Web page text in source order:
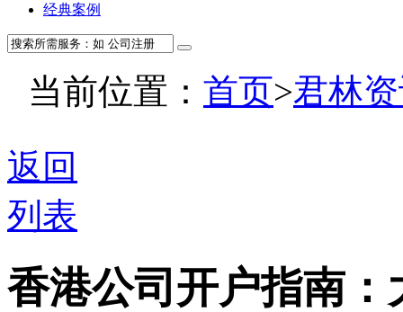
经典案例
当前位置： 首页>君林
返回
列表
香港公司开户指南